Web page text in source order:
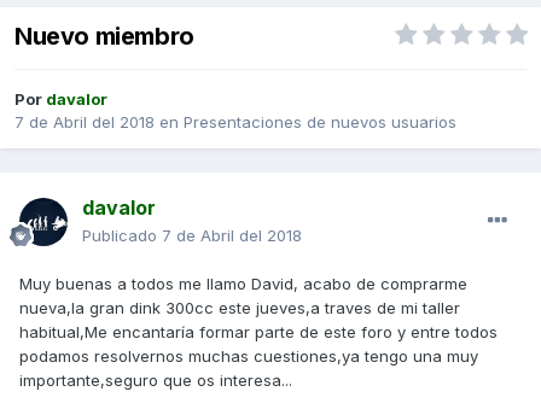
Nuevo miembro
Por davalor
7 de Abril del 2018 en Presentaciones de nuevos usuarios
davalor
Publicado 7 de Abril del 2018
Muy buenas a todos me llamo David, acabo de comprarme
nueva,la gran dink 300cc este jueves,a traves de mi taller
habitual,Me encantaría formar parte de este foro y entre todos
podamos resolvernos muchas cuestiones,ya tengo una muy
importante,seguro que os interesa...